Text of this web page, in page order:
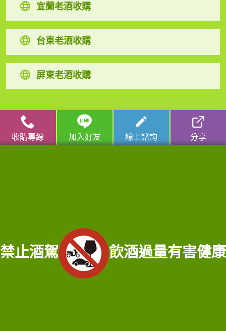
宜蘭老酒收購
台東老酒收購
屏東老酒收購
高麗人蔘/中藥材收購 | 金門高粱酒收購 龍銀古幣收購
寶/名錶/翡翠收購|名家字畫收購|雞血石/壽山石收購
服務範圍：宜蘭縣宜蘭市老酒收購、宜蘭縣頭城鄉老酒收購、宜蘭縣礁溪鄉老酒
收購、宜蘭縣壯園鄉老酒收購、宜蘭縣羅東鄉老酒收購、宜蘭縣員山鄉老酒收
購、宜蘭縣三星鄉老酒收購、宜蘭縣大同鄉老酒收購、宜蘭縣冬山鄉老酒收購、
宜蘭縣五結鄉老酒收購、宜蘭縣蘇澳鎮老酒收購、宜蘭縣蘇澳鎮老酒收購、宜蘭
縣南澳鄉老酒收購、宜蘭縣釣魚台老酒收購
收購專線 加入好友 線上諮詢 分享
禁止酒駕 飲酒過量有害健康